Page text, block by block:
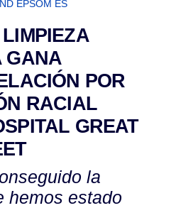
EPSOM ES
GANA
POR
RACIAL
GREAT
la
hemos estado